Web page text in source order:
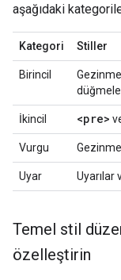
aşağıdaki
Kategori Stiller
Birincil
Gezinme
İkincil <pre>
Vurgu
Uyar Uyarılar
Temel stil
özelleştirin